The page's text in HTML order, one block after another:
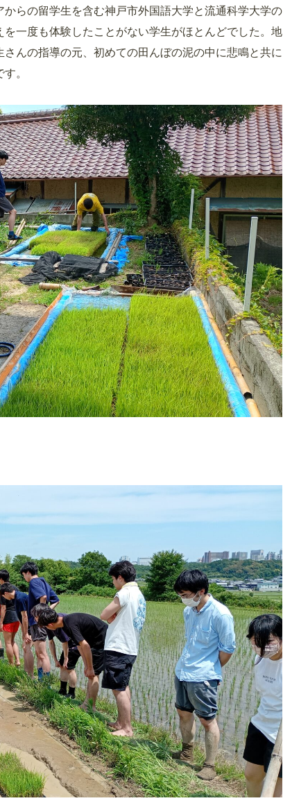
らの留学生を含む神戸市外国語大学と流通科学大学の
一度も体験したことがない学生がほとんどでした。地
んの指導の元、初めての田んぼの泥の中に悲鳴と共に
。